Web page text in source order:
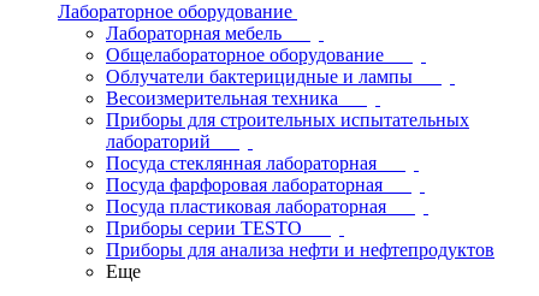
Лабораторное оборудование
Лабораторная мебель
Общелабораторное оборудование
Облучатели бактерицидные и лампы
Весоизмерительная техника
Приборы для строительных испытательных
лабораторий
Посуда стеклянная лабораторная
Посуда фарфоровая лабораторная
Посуда пластиковая лабораторная
Приборы серии TESTO
Приборы для анализа нефти и нефтепродуктов
Еще